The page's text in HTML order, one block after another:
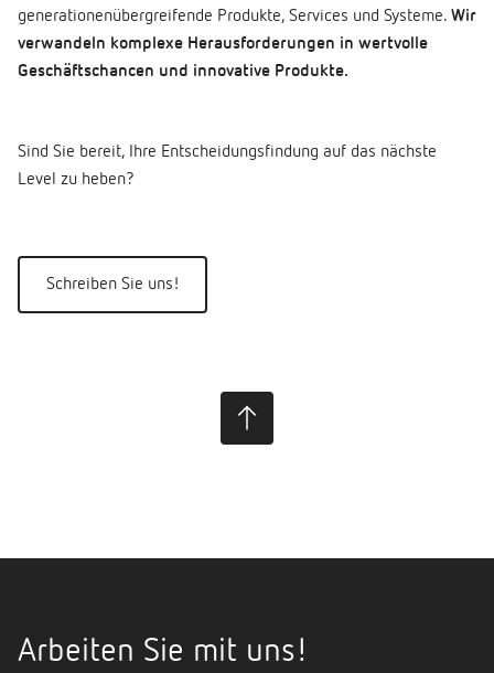
generationenübergreifende Produkte, Services und Systeme. Wir
verwandeln komplexe Herausforderungen in wertvolle
Geschäftschancen und innovative Produkte.
Sind Sie bereit, Ihre Entscheidungsfindung auf das nächste
Level zu heben?
Schreiben Sie uns!
Arbeiten Sie mit uns!